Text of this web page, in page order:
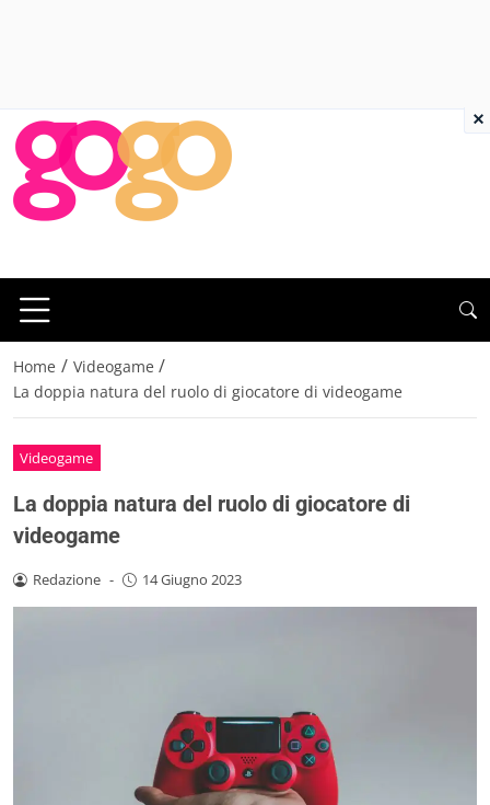
Home / Videogame /
La doppia natura del ruolo di giocatore di videogame
Videogame
La doppia natura del ruolo di giocatore di
videogame
Redazione - 14 Giugno 2023
×